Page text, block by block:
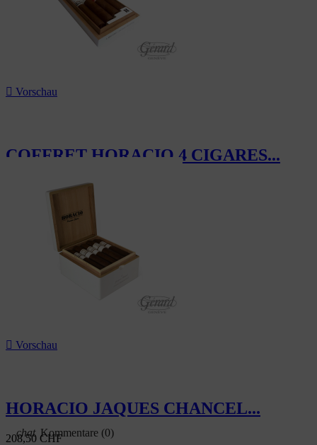
 Vorschau
COFFRET HORACIO 4 CIGARES...
 Vorschau
HORACIO JAQUES CHANCEL...
208,50 CHFKommentare (0)